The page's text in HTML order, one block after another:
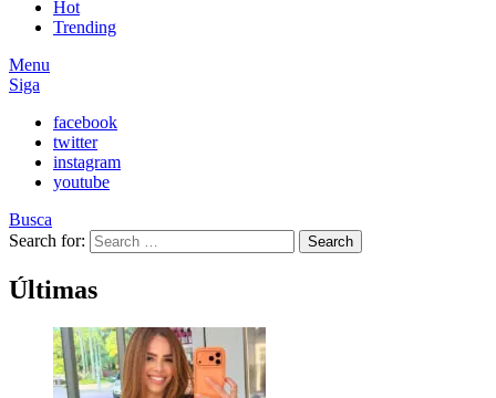
Hot
Trending
Menu
Siga
facebook
twitter
instagram
youtube
Busca
Search for:
Search
Últimas